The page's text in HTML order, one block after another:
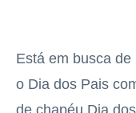
Está em busca
o Dia dos Pais
de chapéu Dia